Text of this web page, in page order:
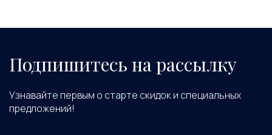
Подпишитесь на рассылку
Узнавайте первым о старте скидок и специальных
предложений!